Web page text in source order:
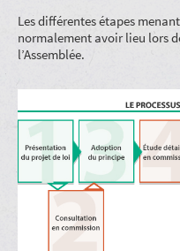
Les différentes étapes
normalement avoir lieu lors
l’Assemblée.